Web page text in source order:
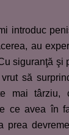
introduc
au
siguranţă şi
să
mai târziu,
ce avea în
prea